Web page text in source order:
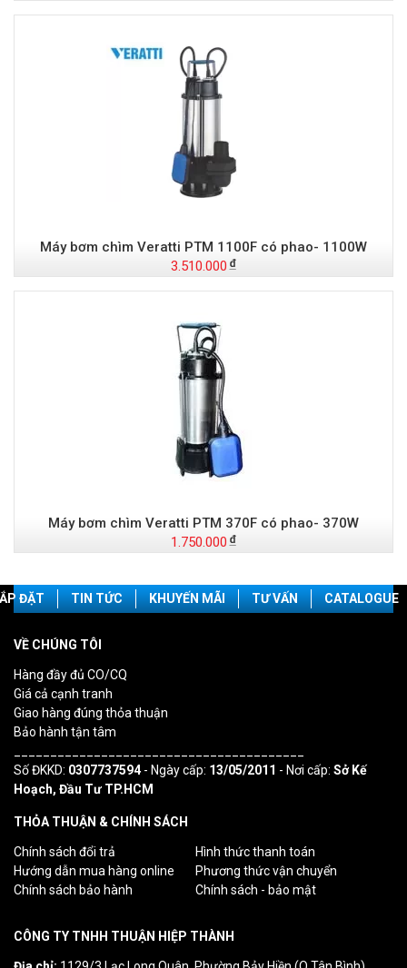
Máy bơm chìm Veratti PTM 1100F có phao- 1100W
3.510.000
Máy bơm chìm Veratti PTM 370F có phao- 370W
1.750.000
ĐẶT TIN TỨC KHUYẾN MÃI TƯ VẤN CATALOGUE
VỀ CHÚNG TÔI
Hàng đầy đủ CO/CQ
Giá cả cạnh tranh
Giao hàng đúng thỏa thuận
Bảo hành tận tâm
Số ĐKKD: 0307737594- Ngày cấp: 13/05/2011 - Nơi cấp: Sở Kế
Hoạch, Đầu Tư TP.HCM
THỎA THUẬN & CHÍNH SÁCH
Chính sách đổi trả
Hình thức thanh toán
Hướng dẫn mua hàng online
Phương thức vận chuyển
Chính sách bảo hành
Chính sách - bảo mật
CÔNG TY TNHH THUẬN HIỆP THÀNH